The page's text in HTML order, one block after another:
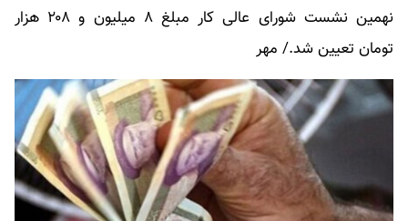
نهمین نشست شورای عالی کار مبلغ ۸ میلیون و ۲۰۸ هزار
تومان تعیین شد./ مهر